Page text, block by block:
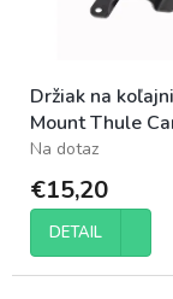
o
vd
u
k
t
o
Držiak na
Mount Thule
Caravan Special
Na dotaz
€15,20
DETAIL